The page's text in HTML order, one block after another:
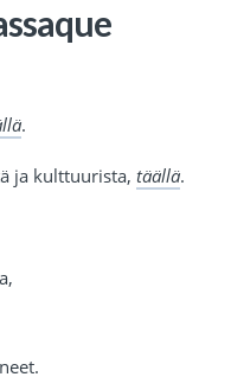
.
ja kulttuurista, täällä.